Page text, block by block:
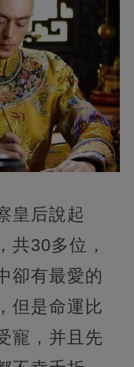
皇后說起
共30多位，
卻有最愛的
但是命運比
寵，并且先